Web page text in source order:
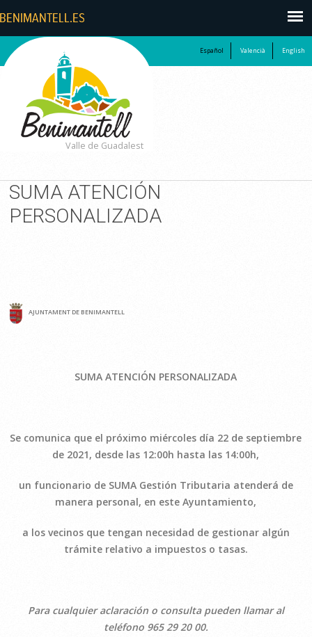
Español Valencià English
Valle de Guadalest
SUMA ATENCIÓN
PERSONALIZADA
AJUNTAMENT DE BENIMANTELL
SUMA ATENCIÓN PERSONALIZADA
Se comunica que el próximo miércoles día 22 de septiembre
de 2021, desde las 12:00h hasta las 14:00h,
un funcionario de SUMA Gestión Tributaria atenderá de
manera personal, en este Ayuntamiento,
a los vecinos que tengan necesidad de gestionar algún
trámite relativo a impuestos o tasas.
Para cualquier aclaración o consulta pueden llamar al
teléfono 965 29 20 00.